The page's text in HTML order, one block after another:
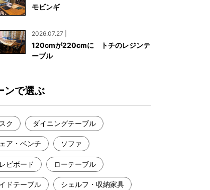
一枚板買い取りに関して
モビンギ
2026.07.27 |
120cmが220cmに トチのレジンテ
ーブル
ンで選ぶ
ク ダイニングテーブル
ア・ベンチ ソファ
ビボード ローテーブル
ドテーブル シェルフ・収納家具